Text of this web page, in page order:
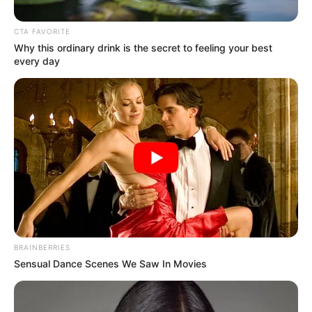
Colprensa.
Aprenda a bailar salsa y bachata gratis en Bogotá: podrá
sacar los prohibidos
Por:
July Morales
Julio 3, 2025
CTA FAVORITE
Why this ordinary drink is the secret to feeling your best
every day
BRAINBERRIES
Sensual Dance Scenes We Saw In Movies